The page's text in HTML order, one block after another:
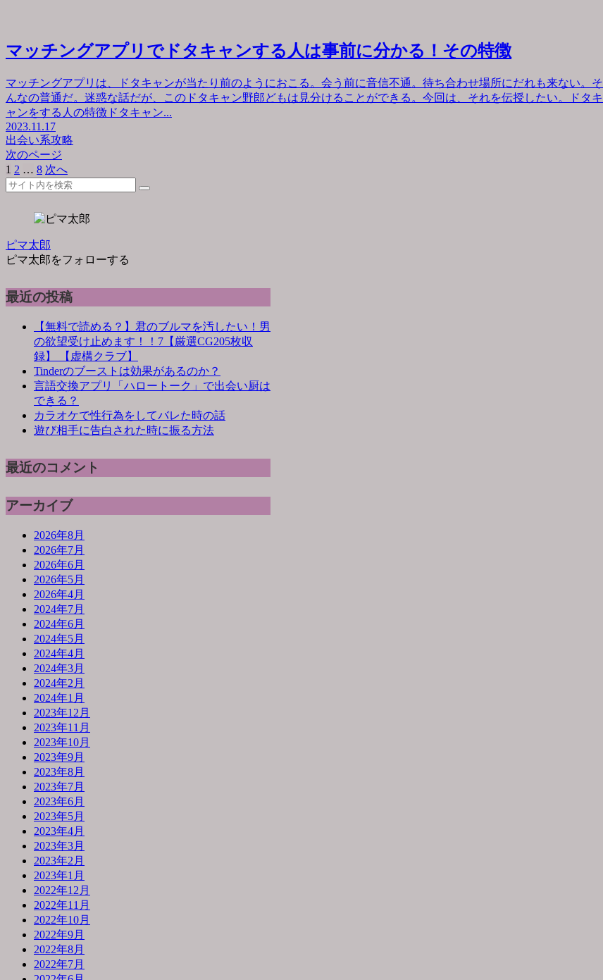
マッチングアプリでドタキャンする人は事前に分かる！その特徴
マッチングアプリは、ドタキャンが当たり前のようにおこる。会う前に音信不通。待ち合わせ場所にだれも来ない。そ
んなの普通だ。迷惑な話だが、このドタキャン野郎どもは見分けることができる。今回は、それを伝授したい。ドタキ
ャンをする人の特徴ドタキャン...
2023.11.17
出会い系攻略
次のページ
1 2 … 8 次へ
ピマ太郎
ピマ太郎をフォローする
最近の投稿
【無料で読める？】君のブルマを汚したい！男
の欲望受け止めます！！7【厳選CG205枚収
録】 【虚構クラブ】
Tinderのブーストは効果があるのか？
言語交換アプリ「ハロートーク」で出会い厨は
できる？
カラオケで性行為をしてバレた時の話
遊び相手に告白された時に振る方法
最近のコメント
アーカイブ
2026年8月
2026年7月
2026年6月
2026年5月
2026年4月
2024年7月
2024年6月
2024年5月
2024年4月
2024年3月
2024年2月
2024年1月
2023年12月
2023年11月
2023年10月
2023年9月
2023年8月
2023年7月
2023年6月
2023年5月
2023年4月
2023年3月
2023年2月
2023年1月
2022年12月
2022年11月
2022年10月
2022年9月
2022年8月
2022年7月